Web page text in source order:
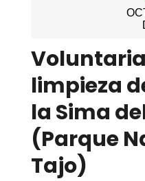
limpieza
la Sima
(Parque
Tajo)